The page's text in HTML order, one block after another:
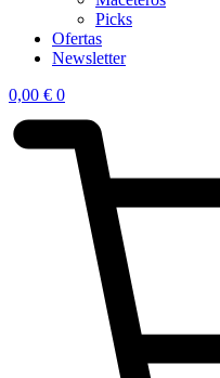
Picks
Ofertas
Newsletter
0,00 € 0